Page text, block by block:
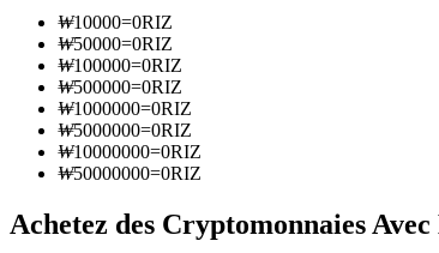
Rejoignez les meilleurs traders
₩10000=0RIZ
₩50000=0RIZ
₩100000=0RIZ
₩500000=0RIZ
₩1000000=0RIZ
₩5000000=0RIZ
₩10000000=0RIZ
₩50000000=0RIZ
Achetez des Cryptomonnaies